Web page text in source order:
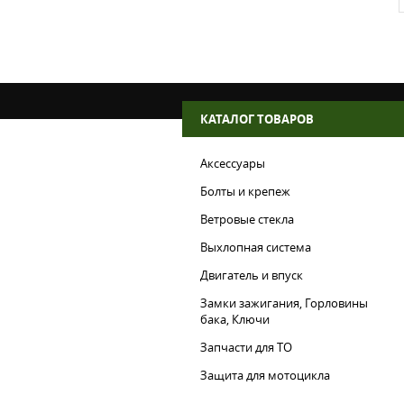
КАТАЛОГ ТОВАРОВ
Аксессуары
Болты и крепеж
Ветровые стекла
Выхлопная система
Двигатель и впуск
Замки зажигания, Горловины
бака, Ключи
Запчасти для ТО
Защита для мотоцикла